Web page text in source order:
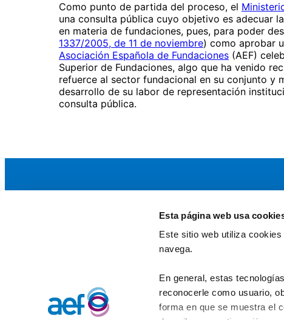
Esta página web usa
Este sitio web utiliza
navega.
En general, estas
reconocerle como usuario,
forma en que se muestra el
Como punto de partida del proceso, el
una consulta pública cuyo objetivo es adecuar
en materia de fundaciones, pues, para poder
1337/2005, de 11 de noviembre) como aprobar
Asociación Española de Fundaciones (AEF)
Superior de Fundaciones, algo que ha venido
refuerce al sector fundacional en su conjunto y
desarrollo de su labor de representación
consulta pública.
Quienes somos
Canal ético